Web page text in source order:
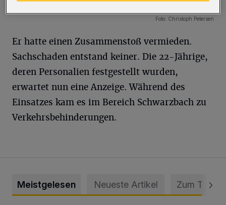
11 Bilder Foto: Christoph Petersen
Er hatte einen Zusammenstoß vermieden.
Sachschaden entstand keiner. Die 22-Jährige,
deren Personalien festgestellt wurden,
erwartet nun eine Anzeige. Während des
Einsatzes kam es im Bereich Schwarzbach zu
Verkehrsbehinderungen.
Meistgelesen Neueste Artikel Zum Thema